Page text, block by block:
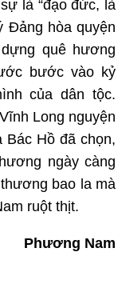
là “đạo đức, là
Đảng hòa quyện
quê hương
bước vào kỷ
của dân tộc.
Long nguyện
Hồ đã chọn,
ngày càng
bao la mà
ruột thịt.
Phương Nam